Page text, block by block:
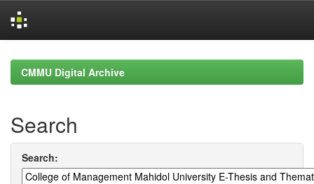
navigationCMMU Digital Archive
Search
Search: